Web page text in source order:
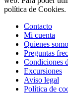
política de Cookies.
Contacto
Mi cuenta
Quienes
Preguntas
Condiciones
Excursiones
Aviso legal
Política de